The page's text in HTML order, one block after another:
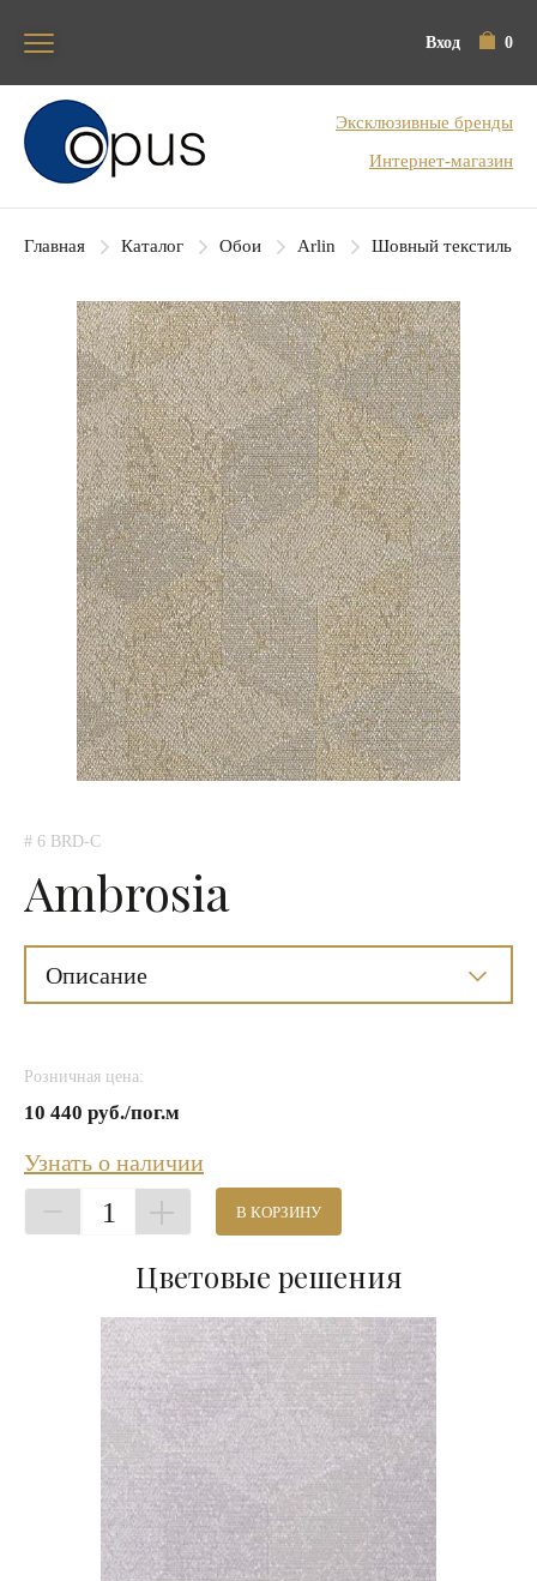
Вход 0
Блок поиска
Эксклюзивные бренды
Интернет-магазин
Главная Каталог Обои Arlin Шовный текстиль
# 6 BRD-C
Ambrosia
Описание
Розничная цена:
10 440 руб./пог.м
Узнать о наличии
1 В КОРЗИНУ
Цветовые решения